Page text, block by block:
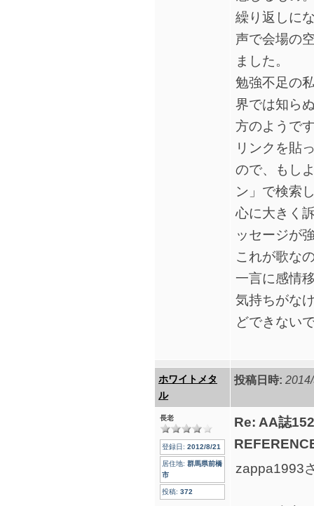
繰り返しに
声で会場の
ました。
勉強不足の
界では知ら
方のようで
リンクを貼
ので、もし
ン」で検索
心に大きく
ッセージが
これが歌な
一言に感情
気持ちがな
どできない
ホワイトメタ
ル
投稿日時:
長老
登録日: 2012/8/21
居住地: 群馬県前橋
市
投稿: 372
Re: AA誌
zappa1993